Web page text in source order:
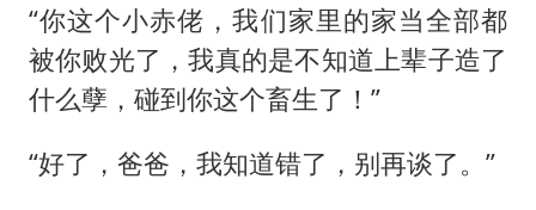
“你这个小赤佬，我们家里的家当全部都
被你败光了，我真的是不知道上辈子造了
什么孽，碰到你这个畜生了！”
“好了，爸爸，我知道错了，别再谈了。”